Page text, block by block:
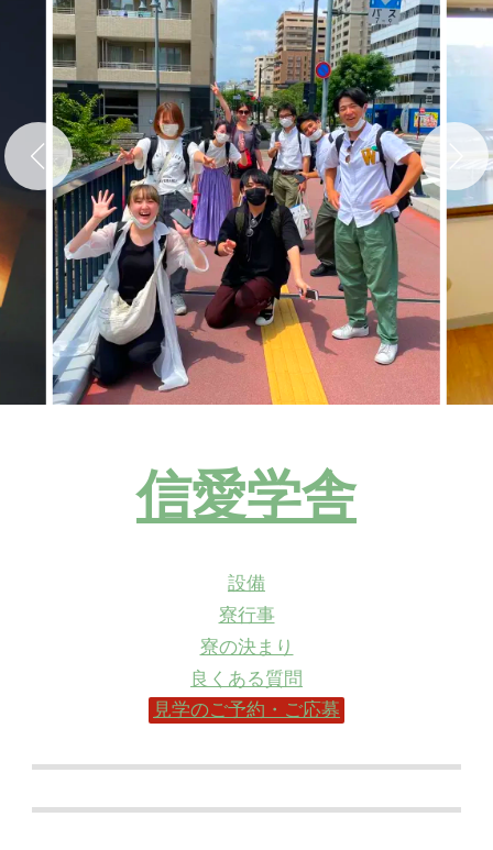
信愛学舎
設備
寮行事
寮の決まり
良くある質問
見学のご予約・ご応募